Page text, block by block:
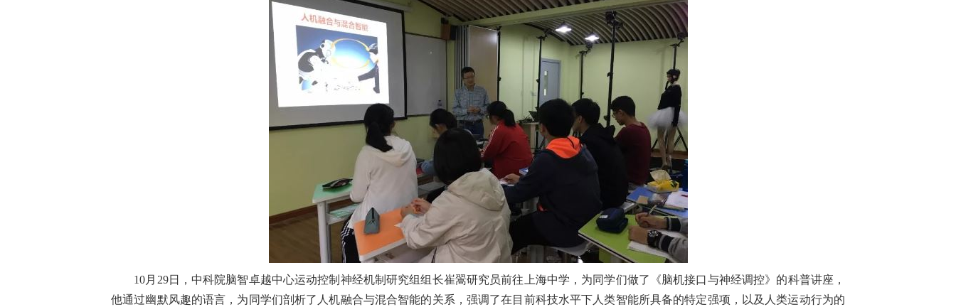
10月29日，中科院脑智卓越中心运动控制神经机制研究组组长崔翯研究员前往上海中学，为同学们做了《脑机接口与神经调控》的科普讲座，
他通过幽默风趣的语言，为同学们剖析了人机融合与混合智能的关系，强调了在目前科技水平下人类智能所具备的特定强项，以及人类运动行为的